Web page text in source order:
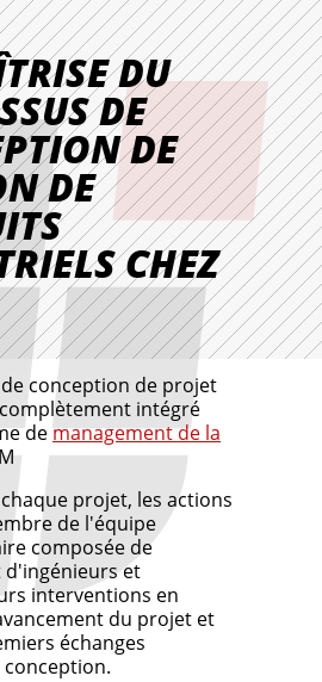
DU
DE
DE
DE
CHEZ
conception de projet
intégré
demanagement de la
projet, les actions
de l'équipe
composée de
d'ingénieurs et
interventions en
du projet et
échanges